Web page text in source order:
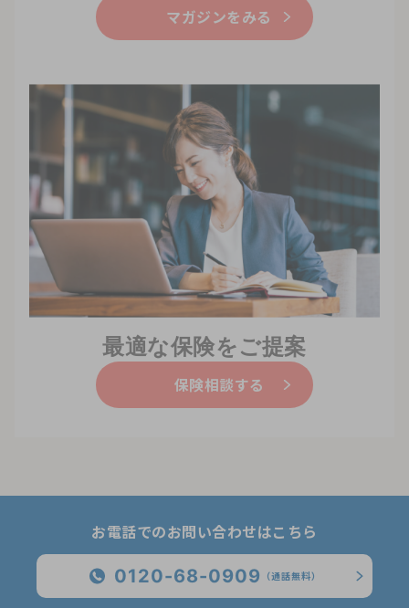
マガジンをみる
最適な保険をご提案
保険相談する
お電話でのお問い合わせはこちら
0120-68-0909 （通話無料）